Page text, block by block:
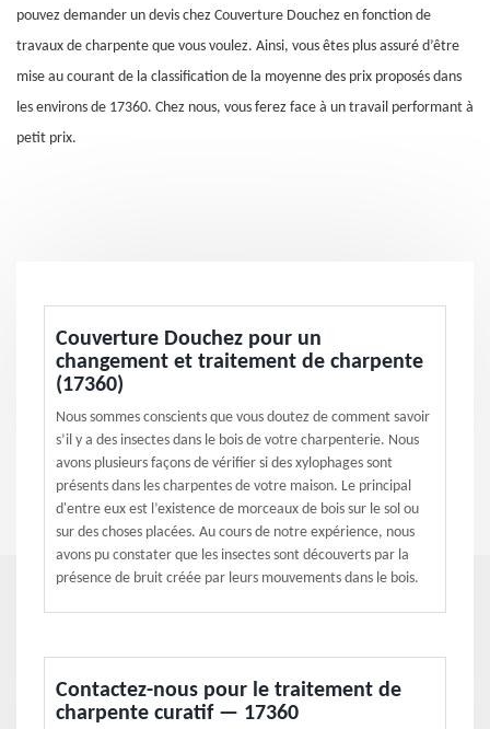
pouvez demander un devis chez Couverture Douchez en fonction de
travaux de charpente que vous voulez. Ainsi, vous êtes plus assuré d’être
mise au courant de la classification de la moyenne des prix proposés dans
les environs de 17360. Chez nous, vous ferez face à un travail performant à
petit prix.
Couverture Douchez pour un
changement et traitement de charpente
(17360)
Nous sommes conscients que vous doutez de comment savoir
s’il y a des insectes dans le bois de votre charpenterie. Nous
avons plusieurs façons de vérifier si des xylophages sont
présents dans les charpentes de votre maison. Le principal
d'entre eux est l’existence de morceaux de bois sur le sol ou
sur des choses placées. Au cours de notre expérience, nous
avons pu constater que les insectes sont découverts par la
présence de bruit créée par leurs mouvements dans le bois.
Contactez-nous pour le traitement de
charpente curatif — 17360